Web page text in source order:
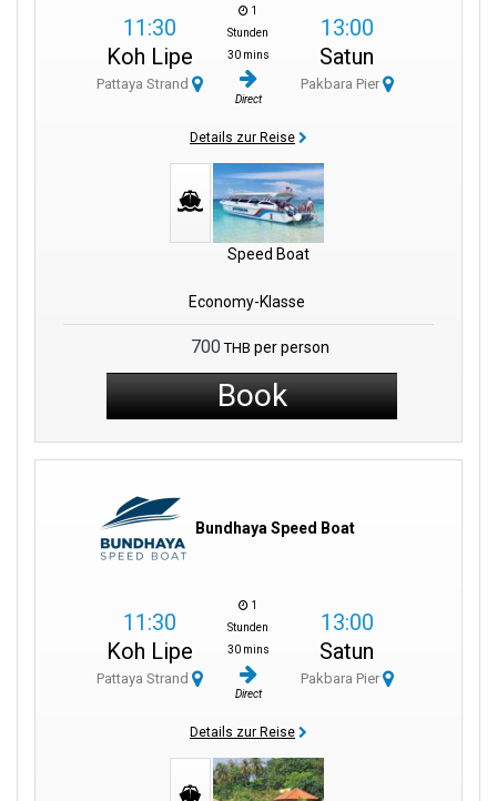
11:30
Koh Lipe
Pattaya Strand
1
Stunden
30 mins
Direct
13:00
Satun
Pakbara Pier
Details zur Reise
Speed Boat
Economy-Klasse
700 THB per person
Book
Bundhaya Speed Boat
11:30
Koh Lipe
Pattaya Strand
1
Stunden
30 mins
Direct
13:00
Satun
Pakbara Pier
Details zur Reise